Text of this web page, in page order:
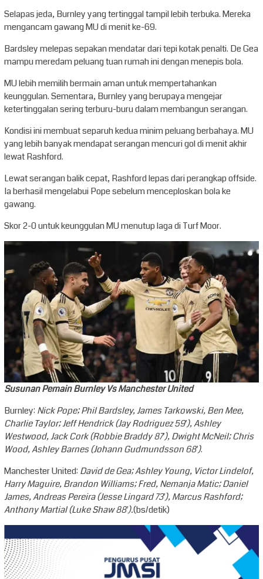
Selapas jeda, Burnley yang tertinggal tampil lebih terbuka. Mereka
mengancam gawang MU di menit ke-69.
Bardsley melepas sepakan mendatar dari tepi kotak penalti. De Gea
mampu meredam peluang tuan rumah ini dengan menepis bola.
MU lebih memilih bermain aman untuk mempertahankan
keunggulan. Sementara, Burnley yang berupaya mengejar
ketertinggalan sering terburu-buru dalam membangun serangan.
Kondisi ini membuat separuh kedua minim peluang berbahaya. MU
yang lebih banyak mendapat serangan mencuri gol di menit akhir
lewat Rashford.
Lewat serangan balik cepat, Rashford lepas dari perangkap offside.
Ia berhasil mengelabui Pope sebelum menceploskan bola ke
gawang.
Skor 2-0 untuk keunggulan MU menutup laga di Turf Moor.
Susunan Pemain Burnley Vs Manchester United
Burnley: Nick Pope; Phil Bardsley, James Tarkowski, Ben Mee,
Charlie Taylor; Jeff Hendrick (Jay Rodriguez 59′), Ashley
Westwood, Jack Cork (Robbie Braddy 87′), Dwight McNeil; Chris
Wood, Ashley Barnes (Johann Gudmundsson 68′).
Manchester United: David de Gea; Ashley Young, Victor Lindelof,
Harry Maguire, Brandon Williams; Fred, Nemanja Matic; Daniel
James, Andreas Pereira (Jesse Lingard 73′), Marcus Rashford;
Anthony Martial (Luke Shaw 88′).(bs/detik)